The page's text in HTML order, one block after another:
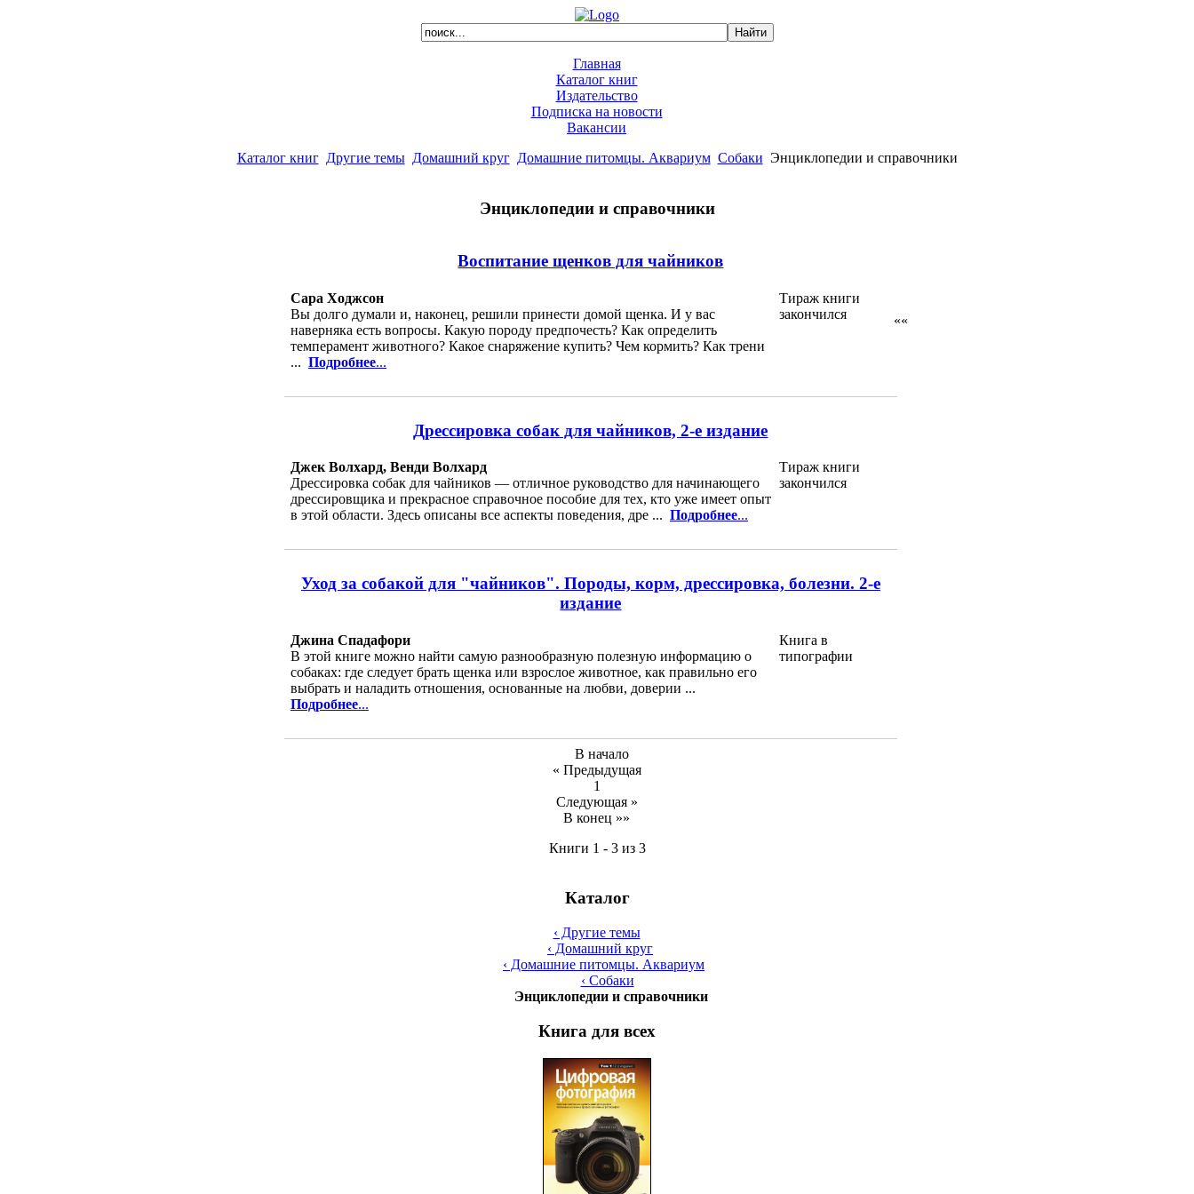
Главная
Каталог книг
Издательство
Подписка на новости
Вакансии
Каталог книг Другие темы Домашний круг Домашние питомцы. Аквариум Собаки Энциклопедии и справочники
Энциклопедии и справочники
Воспитание щенков для чайников
Сара Ходжсон
Вы долго думали и, наконец, решили принести домой щенка. И у вас
наверняка есть вопросы. Какую породу предпочесть? Как определить
темперамент животного? Какое снаряжение купить? Чем кормить? Как трени
... Подробнее...
Тираж книги
закончился
Дрессировка собак для чайников, 2-е издание
Джек Волхард, Венди Волхард
Дрессировка собак для чайников — отличное руководство для начинающего
дрессировщика и прекрасное справочное пособие для тех, кто уже имеет опыт
в этой области. Здесь описаны все аспекты поведения, дре ... Подробнее...
Тираж книги
закончился
Уход за собакой для "чайников". Породы, корм, дрессировка, болезни. 2-е
издание
Джина Спадафори
В этой книге можно найти самую разнообразную полезную информацию о
собаках: где следует брать щенка или взрослое животное, как правильно его
выбрать и наладить отношения, основанные на любви, доверии ...
Подробнее...
Книга в
типографии
««
В начало
« Предыдущая
1
Следующая »
В конец »»
Книги 1 - 3 из 3
Каталог
‹ Другие темы
‹ Домашний круг
‹ Домашние питомцы. Аквариум
‹ Собаки
Энциклопедии и справочники
Книга для всех